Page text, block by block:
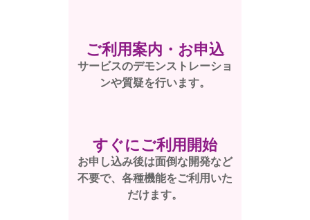
ご利用案内・お申込
サービスのデモンストレーショ
ンや質疑を行います。
すぐにご利用開始
お申し込み後は面倒な開発など
不要で、各種機能をご利用いた
だけます。